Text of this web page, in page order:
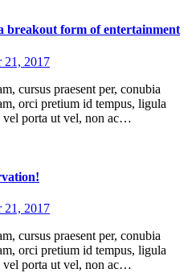
breakout form of entertainment
21, 2017
cursus praesent per, conubia
orci pretium id tempus, ligula
vel porta ut vel, non ac…
21, 2017
cursus praesent per, conubia
orci pretium id tempus, ligula
vel porta ut vel, non ac…